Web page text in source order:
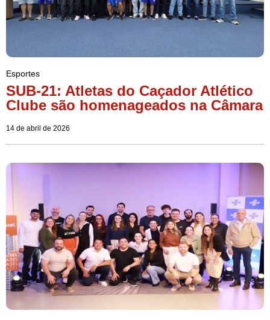
Esportes
SUB-21: Atletas do Caçador Atlético
Clube são homenageados na Câmara
14 de abril de 2026